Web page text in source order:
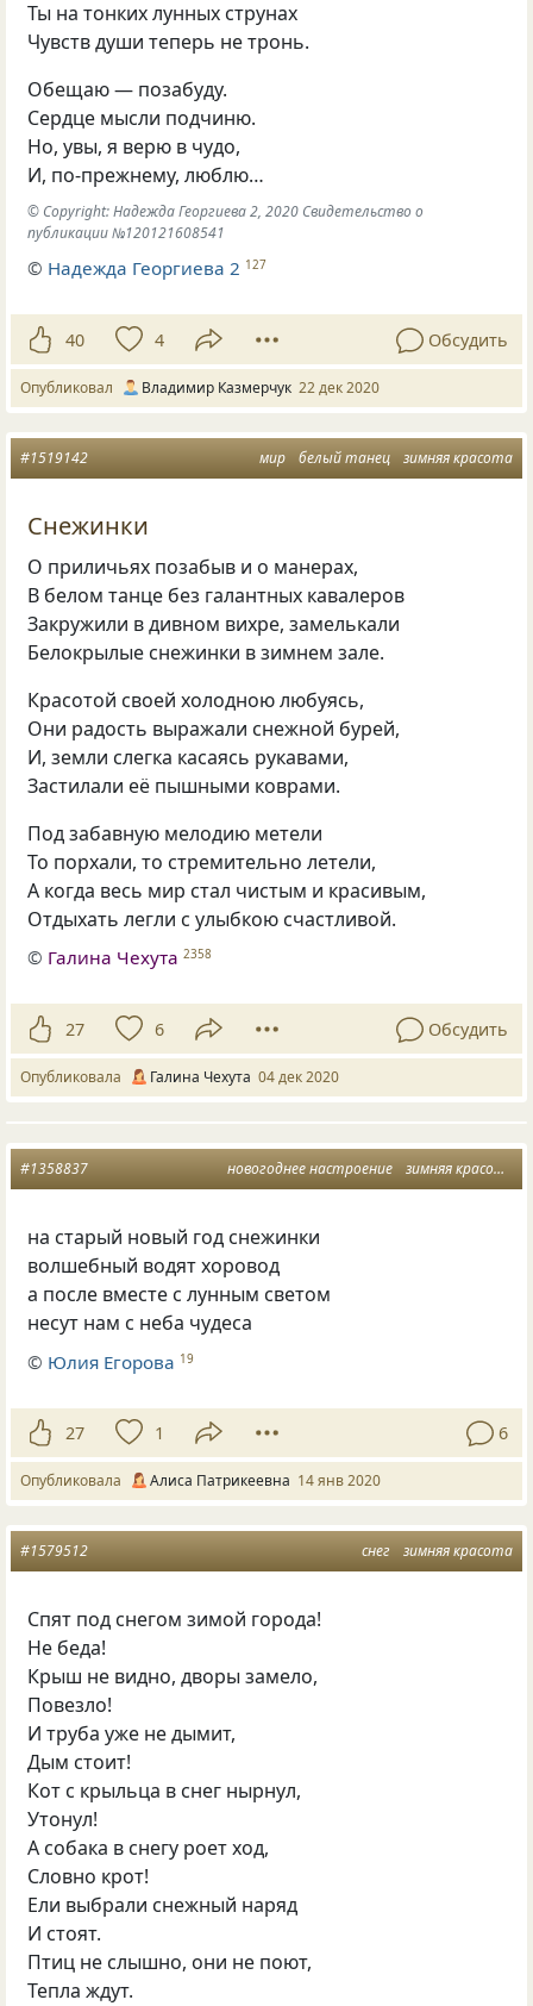
Ты на тонких лунных струнах
Чувств души теперь не тронь.
Обещаю — позабуду.
Сердце мысли подчиню.
Но, увы, я верю в чудо,
И, по-прежнему, люблю…
© Copyright: Надежда Георгиева 2, 2020 Свидетельство о
публикации №120121608541
© Надежда Георгиева 2 127
40 4 Обсудить
Опубликовал Владимир Казмерчук 22 дек 2020
мир белый танец зимняя красота
#1519142
Снежинки
О приличьях позабыв и о манерах,
В белом танце без галантных кавалеров
Закружили в дивном вихре, замелькали
Белокрылые снежинки в зимнем зале.
Красотой своей холодною любуясь,
Они радость выражали снежной бурей,
И, земли слегка касаясь рукавами,
Застилали её пышными коврами.
Под забавную мелодию метели
То порхали, то стремительно летели,
А когда весь мир стал чистым и красивым,
Отдыхать легли с улыбкою счастливой.
© Галина Чехута 2358
27 6 Обсудить
Опубликовала Галина Чехута 04 дек 2020
новогоднее настроение зимняя красота
#1358837
на старый новый год снежинки
волшебный водят хоровод
а после вместе с лунным светом
несут нам с неба чудеса
© Юлия Егорова 19
27 1 6
Опубликовала Алиса Патрикеевна 14 янв 2020
снег зимняя красота
#1579512
Спят под снегом зимой города!
Не беда!
Крыш не видно, дворы замело,
Повезло!
И труба уже не дымит,
Дым стоит!
Кот с крыльца в снег нырнул,
Утонул!
А собака в снегу роет ход,
Словно крот!
Ели выбрали снежный наряд
И стоят.
Птиц не слышно, они не поют,
Тепла ждут.